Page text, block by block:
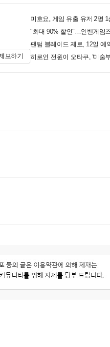
보하기
미호요, 게임 유출 유저 2명
"최대 90% 할인"…인벤게임
팬텀 블레이드 제로, 12일